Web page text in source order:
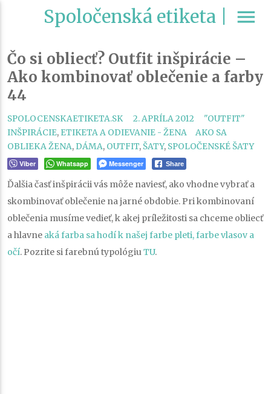
Spoločenská etiketa | menu
Čo si obliecť? Outfit inšpirácie –
Ako kombinovať oblečenie a farby
44
SPOLOCENSKAETIKETA.SK 2. APRÍLA 2012 CATEGORIES
"OUTFIT"
INŠPIRÁCIE, ETIKETA A ODIEVANIE - ŽENA TAGS
AKO SA
OBLIEKA ŽENA, DÁMA, OUTFIT, ŠATY, SPOLOČENSKÉ ŠATY
Viber Whatsapp Messenger Share
Ďalšia časť inšpirácii vás môže naviesť, ako vhodne vybrať a
skombinovať oblečenie na jarné obdobie. Pri kombinovaní
oblečenia musíme vedieť, k akej príležitosti sa chceme obliecť
a hlavne aká farba sa hodí k našej farbe pleti, farbe vlasov a
očí. Pozrite si farebnú typológiuTU.